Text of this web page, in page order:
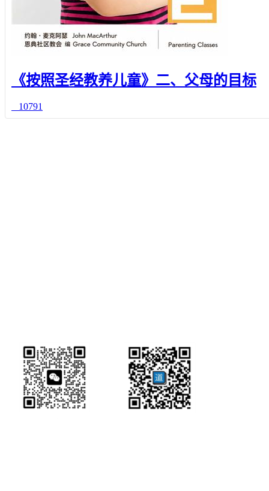
《按照圣经教养儿童》二、父母的目标
10791